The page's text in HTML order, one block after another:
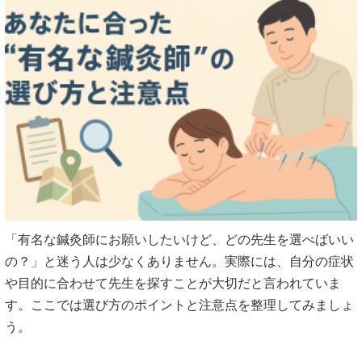
「有名な鍼灸師にお願いしたいけど、どの先生を選べばいい
の？」と迷う人は少なくありません。実際には、自分の症状
や目的に合わせて先生を探すことが大切だと言われていま
す。ここでは選び方のポイントと注意点を整理してみましょ
う。